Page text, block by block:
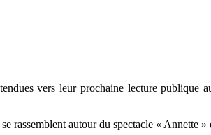
vers leur prochaine lecture publique
rassemblent autour du spectacle « Annette »